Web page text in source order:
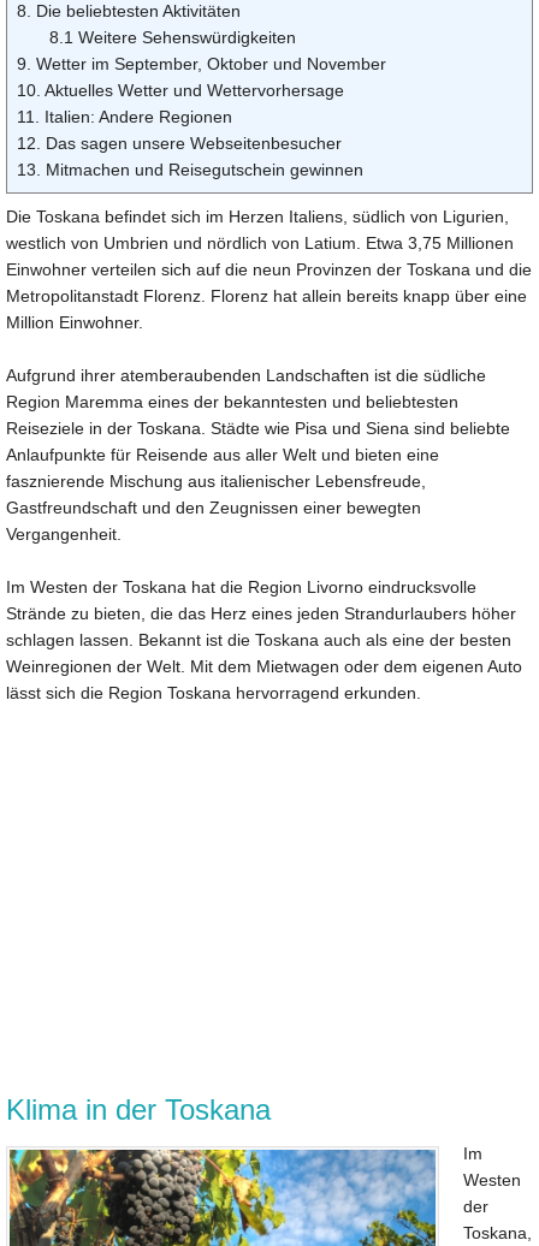
8. Die beliebtesten Aktivitäten
8.1 Weitere Sehenswürdigkeiten
9. Wetter im September, Oktober und November
10. Aktuelles Wetter und Wettervorhersage
11. Italien: Andere Regionen
12. Das sagen unsere Webseitenbesucher
13. Mitmachen und Reisegutschein gewinnen
Die Toskana befindet sich im Herzen Italiens, südlich von Ligurien,
westlich von Umbrien und nördlich von Latium. Etwa 3,75 Millionen
Einwohner verteilen sich auf die neun Provinzen der Toskana und die
Metropolitanstadt Florenz. Florenz hat allein bereits knapp über eine
Million Einwohner.
Aufgrund ihrer atemberaubenden Landschaften ist die südliche
Region Maremma eines der bekanntesten und beliebtesten
Reiseziele in der Toskana. Städte wie Pisa und Siena sind beliebte
Anlaufpunkte für Reisende aus aller Welt und bieten eine
fasznierende Mischung aus italienischer Lebensfreude,
Gastfreundschaft und den Zeugnissen einer bewegten
Vergangenheit.
Im Westen der Toskana hat die Region Livorno eindrucksvolle
Strände zu bieten, die das Herz eines jeden Strandurlaubers höher
schlagen lassen. Bekannt ist die Toskana auch als eine der besten
Weinregionen der Welt. Mit dem Mietwagen oder dem eigenen Auto
lässt sich die Region Toskana hervorragend erkunden.
Klima in der Toskana
Im
Westen
der
Toskana,